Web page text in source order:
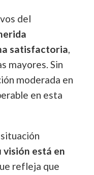
del
satisfactoria,
mayores. Sin
moderada en
en esta
visión está en
refleja que